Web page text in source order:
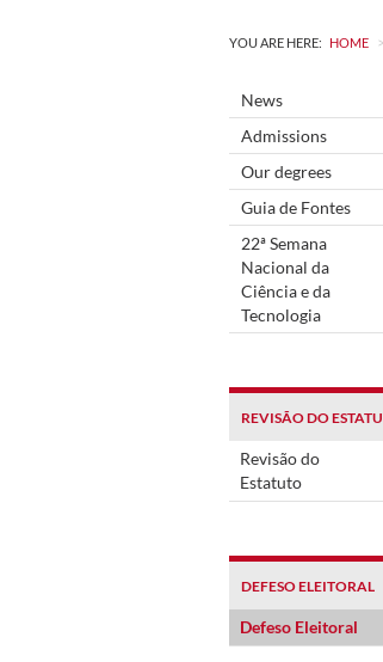
YOU ARE HERE: HOME >
News
Admissions
Our degrees
Guia de Fontes
22ª Semana
Nacional da
Ciência e da
Tecnologia
REVISÃO DO
Revisão do
Estatuto
DEFESO ELEITORAL
Defeso Eleitoral